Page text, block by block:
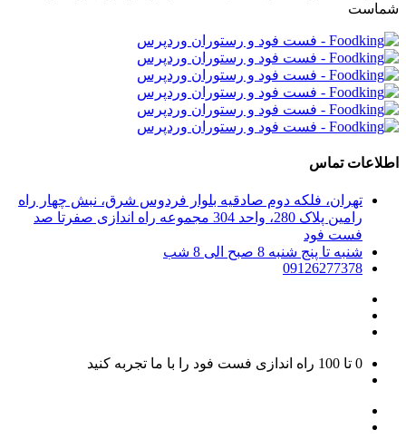
شماست
اطلاعات تماس
تهران، فلکه دوم صادقیه بلوار فردوس شرق، نبش چهار راه
رامین پلاک 280، واحد 304 مجموعه راه اندازی صفرتا صد
فست فود
شنبه تا پنج شنبه 8 صبح الی 8 شب
09126277378
0 تا 100 راه اندازی فست فود را با ما تجربه کنید